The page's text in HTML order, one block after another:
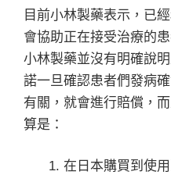
目前小林製藥表示，已
會協助正在接受治療的
小林製藥並沒有明確說
諾一旦確認患者們發病
有關，就會進行賠償，而
算是：
在日本購買到使